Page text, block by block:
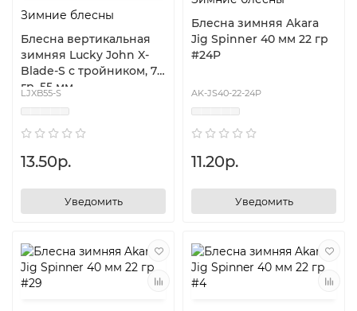
Зимние блесны
Блесна вертикальная
зимняя Lucky John X-
Blade-S с тройником, 7.6
гр, 55 мм
LJXB55-S
13.50р.
Уведомить
Блесна зимняя Akara
Jig Spinner 40 мм 22 гр
#24P
AK-JS40-22-24P
11.20р.
Уведомить